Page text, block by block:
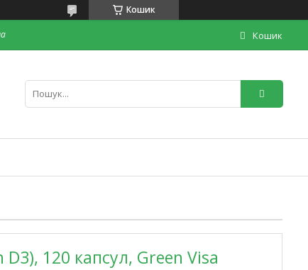
Кошик
Кошик
120 капсул, Green Visa